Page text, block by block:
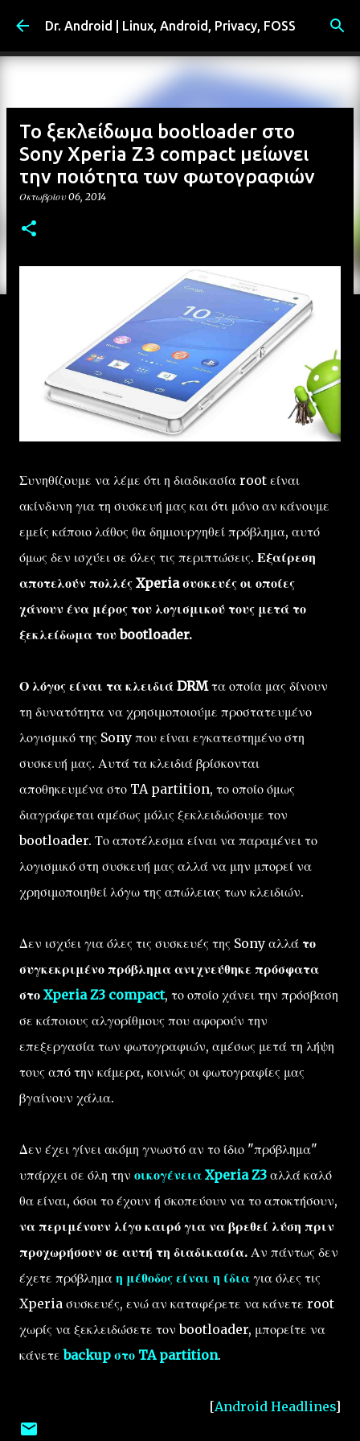
Μετάβαση στο κύριο περιεχόμενο
Dr. Android | Linux, Android, Privacy, FOSS
Το ξεκλείδωμα bootloader στο
Sony Xperia Z3 compact μείωνει
την ποιότητα των φωτογραφιών
Οκτωβρίου 06, 2014
Συνηθίζουμε να λέμε ότι η διαδικασία root είναι
ακίνδυνη για τη συσκευή μας και ότι μόνο αν κάνουμε
εμείς κάποιο λάθος θα δημιουργηθεί πρόβλημα, αυτό
όμως δεν ισχύει σε όλες τις περιπτώσεις. Εξαίρεση
αποτελούν πολλές Xperia συσκευές οι οποίες
χάνουν ένα μέρος του λογισμικού τους μετά το
ξεκλείδωμα του bootloader.
Ο λόγος είναι τα κλειδιά DRMτα οποία μας δίνουν
τη δυνατότητα να χρησιμοποιούμε προστατευμένο
λογισμικό της Sony που είναι εγκατεστημένο στη
συσκευή μας. Αυτά τα κλειδιά βρίσκονται
αποθηκευμένα στο TA partition, το οποίο όμως
διαγράφεται αμέσως μόλις ξεκλειδώσουμε τον
bootloader. Το αποτέλεσμα είναι να παραμένει το
λογισμικό στη συσκευή μας αλλά να μην μπορεί να
χρησιμοποιηθεί λόγω της απώλειας των κλειδιών.
Δεν ισχύει για όλες τις συσκευές της Sony αλλά το
συγκεκριμένο πρόβλημα ανιχνεύθηκε πρόσφατα
στο Xperia Z3 compact, το οποίο χάνει την πρόσβαση
σε κάποιους αλγορίθμους που αφορούν την
επεξεργασία των φωτογραφιών, αμέσως μετά τη λήψη
τους από την κάμερα, κοινώς οι φωτογραφίες μας
βγαίνουν χάλια.
Δεν έχει γίνει ακόμη γνωστό αν το ίδιο "πρόβλημα"
υπάρχει σε όλη την οικογένεια Xperia Z3 αλλά καλό
θα είναι, όσοι το έχουν ή σκοπεύουν να το αποκτήσουν,
να περιμένουν λίγο καιρό για να βρεθεί λύση πριν
προχωρήσουν σε αυτή τη διαδικασία. Αν πάντως δεν
έχετε πρόβλημα η μέθοδος είναι η ίδια για όλες τις
Xperia συσκευές, ενώ αν καταφέρετε να κάνετε root
χωρίς να ξεκλειδώσετε τον bootloader, μπορείτε να
κάνετεbackup στο TA partition.
[Android Headlines]